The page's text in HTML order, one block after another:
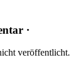
·
veröffentlicht.